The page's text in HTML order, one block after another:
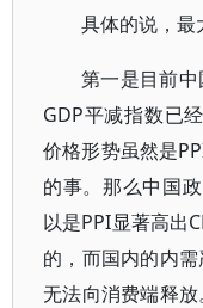
具体的说，最
第一是目前
GDP平减指数已
价格形势虽然是
的事。那么中国
以是PPI显著高出
的，而国内的内
无法向消费端释